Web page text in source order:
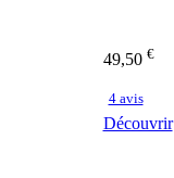
49,50 €
4 avis
Découvrir